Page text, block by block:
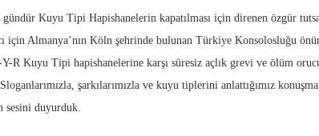
gündür Kuyu Tipi Hapishanelerin kapatılması için direnen özgür
için Almanya’nın Köln şehrinde bulunan Türkiye Konsolosluğu
R Kuyu Tipi hapishanelerine karşı süresiz açlık grevi ve ölüm
şarkılarımızla ve kuyu tiplerini anlattığımız
duyurduk.